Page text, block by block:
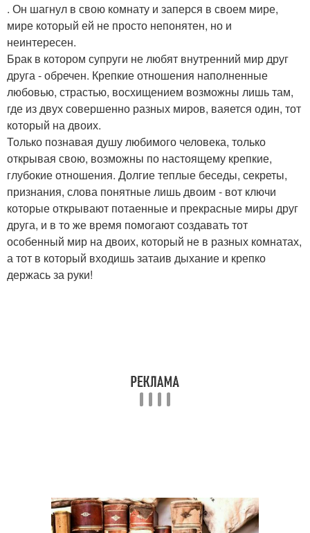
. Он шагнул в свою комнату и заперся в своем мире,
мире который ей не просто непонятен, но и
неинтересен.
Брак в котором супруги не любят внутренний мир друг
друга - обречен. Крепкие отношения наполненные
любовью, страстью, восхищением возможны лишь там,
где из двух совершенно разных миров, ваяется один, тот
который на двоих.
Только познавая душу любимого человека, только
открывая свою, возможны по настоящему крепкие,
глубокие отношения. Долгие теплые беседы, секреты,
признания, слова понятные лишь двоим - вот ключи
которые открывают потаенные и прекрасные миры друг
друга, и в то же время помогают создавать тот
особенный мир на двоих, который не в разных комнатах,
а тот в который входишь затаив дыхание и крепко
держась за руки!